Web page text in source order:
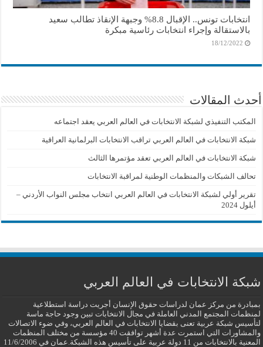
انتخابات تونس.. الإقبال 8.8% وجبهة الإنقاذ تطالب سعيد
بالاستقالة وإجراء انتخابات رئاسية مبكرة
18/12/2022
أحدث المقالات
المكتب التنفيذي لشبكة الانتخابات في العالم العربي يعقد اجتماعه
شبكة الانتخابات في العالم العربي تراقب الانتخابات البرلمانية العراقية
شبكة الانتخابات في العالم العربي تعقد مؤتمرها الثالث
تحالف الشبكات والمنظمات الوطنية لمراقبة الانتخابات
تقرير أولي لشبكة الانتخابات في العالم العربي انتخاب مجلس النواب الأردني –
أيلول 2024
شبكة الانتخابات في العالم العربي
بمبادرة من مركز عمان لدراسات حقوق الإنسان أجريت دراسة استطلاعية
لمنظمات المجتمع المدني العاملة في مجال الانتخابات تبين وجود حاجة ماسة
لتأسيس شبكة عربية تعنى بقضايا الانتخابات في العالم العربي، وفي ضوء الاتصالات
والمشاورات التي استمرت عدة أشهر توافقت 40 مؤسسة من مختلف المنظمات
المعنية بالانتخابات من 11 دولة عربية على تأسيس هذه الشبكة.عمان في 11/6/2006